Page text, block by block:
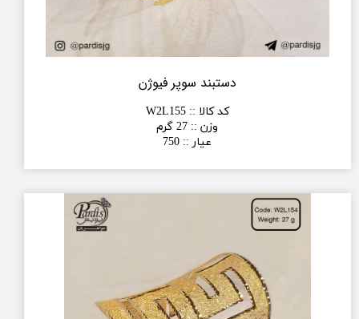
دستبند سوپر فیوژن
کد کالا ::
W2L155
وزن :: 27 گرم
عیار ::
750